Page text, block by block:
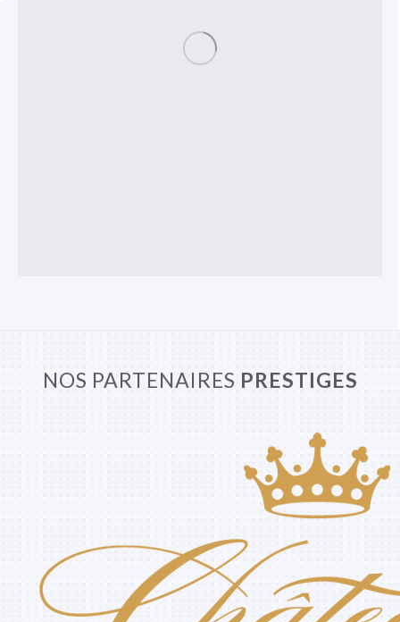
NOS PARTENAIRES PRESTIGES